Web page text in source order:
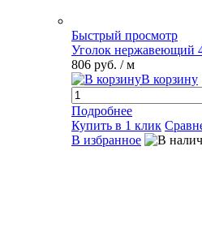
Быстрый просмотр
Уголок нержавеющий
806 руб. / м
В корзину
Подробнее
Купить в 1 клик
В избранное